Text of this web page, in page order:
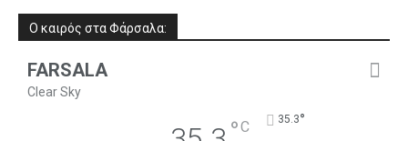
Ο καιρός στα Φάρσαλα:
FARSALA
Clear Sky
°C 35.3°